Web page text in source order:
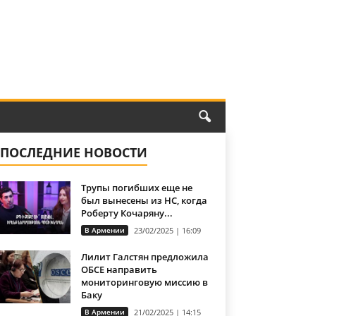
ПОСЛЕДНИЕ НОВОСТИ
Трупы погибших еще не
был вынесены из НС, когда
Роберту Кочаряну...
В Армении 23/02/2025 | 16:09
Лилит Галстян предложила
ОБСЕ направить
мониторинговую миссию в
Баку
В Армении 21/02/2025 | 14:15